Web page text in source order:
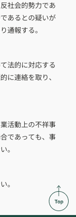
社会的勢力であ
あるとの疑いが
通報する。
法的に対応する
に連絡を取り、
活動上の不祥事
であっても、事
。
。